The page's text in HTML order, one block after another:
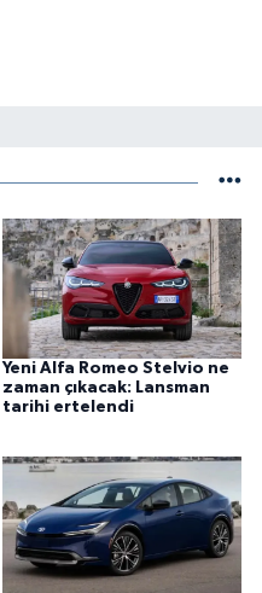
Yeni Alfa Romeo Stelvio ne
zaman çıkacak: Lansman
tarihi ertelendi